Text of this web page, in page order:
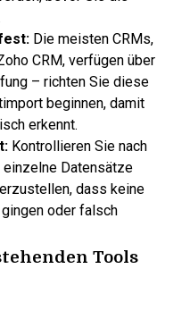
Die meisten CRMs,
CRM, verfügen über
– richten Sie diese
beginnen, damit
erkennt.
Kontrollieren Sie nach
Datensätze
dass keine
oder falsch
Tools